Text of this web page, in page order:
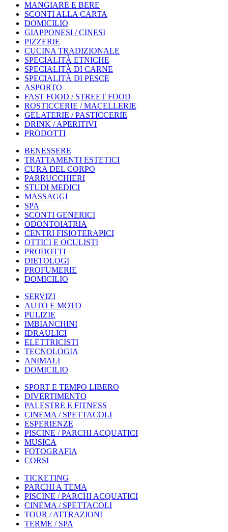
MANGIARE E BERE
SCONTI ALLA CARTA
DOMICILIO
GIAPPONESI / CINESI
PIZZERIE
CUCINA TRADIZIONALE
SPECIALITÀ ETNICHE
SPECIALITÀ DI CARNE
SPECIALITÀ DI PESCE
ASPORTO
FAST FOOD / STREET FOOD
ROSTICCERIE / MACELLERIE
GELATERIE / PASTICCERIE
DRINK / APERITIVI
PRODOTTI
BENESSERE
TRATTAMENTI ESTETICI
CURA DEL CORPO
PARRUCCHIERI
STUDI MEDICI
MASSAGGI
SPA
SCONTI GENERICI
ODONTOIATRIA
CENTRI FISIOTERAPICI
OTTICI E OCULISTI
PRODOTTI
DIETOLOGI
PROFUMERIE
DOMICILIO
SERVIZI
AUTO E MOTO
PULIZIE
IMBIANCHINI
IDRAULICI
ELETTRICISTI
TECNOLOGIA
ANIMALI
DOMICILIO
SPORT E TEMPO LIBERO
DIVERTIMENTO
PALESTRE E FITNESS
CINEMA / SPETTACOLI
ESPERIENZE
PISCINE / PARCHI ACQUATICI
MUSICA
FOTOGRAFIA
CORSI
TICKETING
PARCHI A TEMA
PISCINE / PARCHI ACQUATICI
CINEMA / SPETTACOLI
TOUR / ATTRAZIONI
TERME / SPA